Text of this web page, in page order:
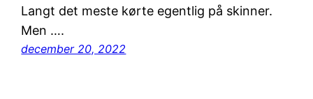
Langt det meste kørte egentlig på skinner.
Men ….
december 20, 2022